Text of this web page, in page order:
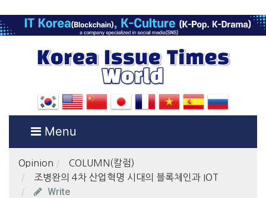
Menu
Opinion
COLUMN(칼럼)
조병완의 4차 산업혁명 시대의 블록체인과 IOT
Write